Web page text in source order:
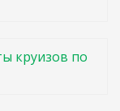
круизов по